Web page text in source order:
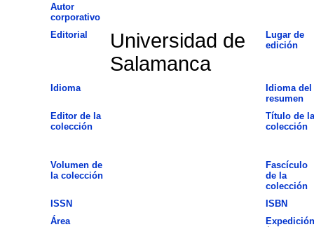
Autor
corporativo
Editorial
Universidad de
Salamanca
Lugar de
edición
Idioma
Idioma del
resumen
Editor de la
colección
Título de la
colección
Volumen de
la colección
Fascículo
de la
colección
ISSN
ISBN
Área
Expedición